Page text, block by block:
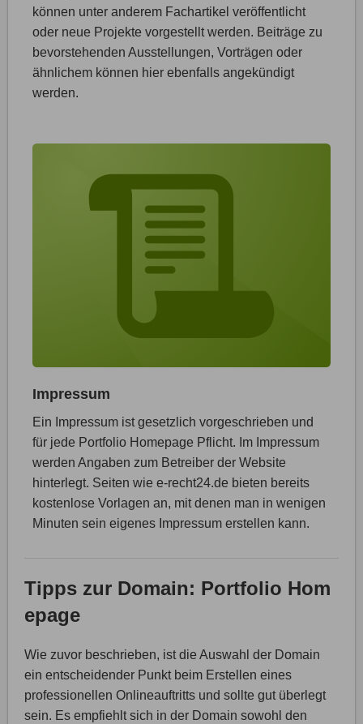
können unter anderem Fachartikel veröffentlicht
oder neue Projekte vorgestellt werden. Beiträge zu
bevorstehenden Ausstellungen, Vorträgen oder
ähnlichem können hier ebenfalls angekündigt
werden.
Impressum
Ein Impressum ist gesetzlich vorgeschrieben und
für jede Portfolio Homepage Pflicht. Im Impressum
werden Angaben zum Betreiber der Website
hinterlegt. Seiten wie e-recht24.de bieten bereits
kostenlose Vorlagen an, mit denen man in wenigen
Minuten sein eigenes Impressum erstellen kann.
Tipps zur Domain: Portfolio Hom
epage
Wie zuvor beschrieben, ist die Auswahl der Domain
ein entscheidender Punkt beim Erstellen eines
professionellen Onlineauftritts und sollte gut überlegt
sein. Es empfiehlt sich in der Domain sowohl den